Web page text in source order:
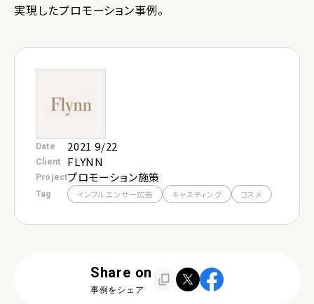
お問い合わせ
実現したプロモーション事例。
Date 2021 9/22
Client FLYNN
Projectプロモーション施策
Tag インフルエンサー広告 キャスティング コスメ
Share on
事例をシェア